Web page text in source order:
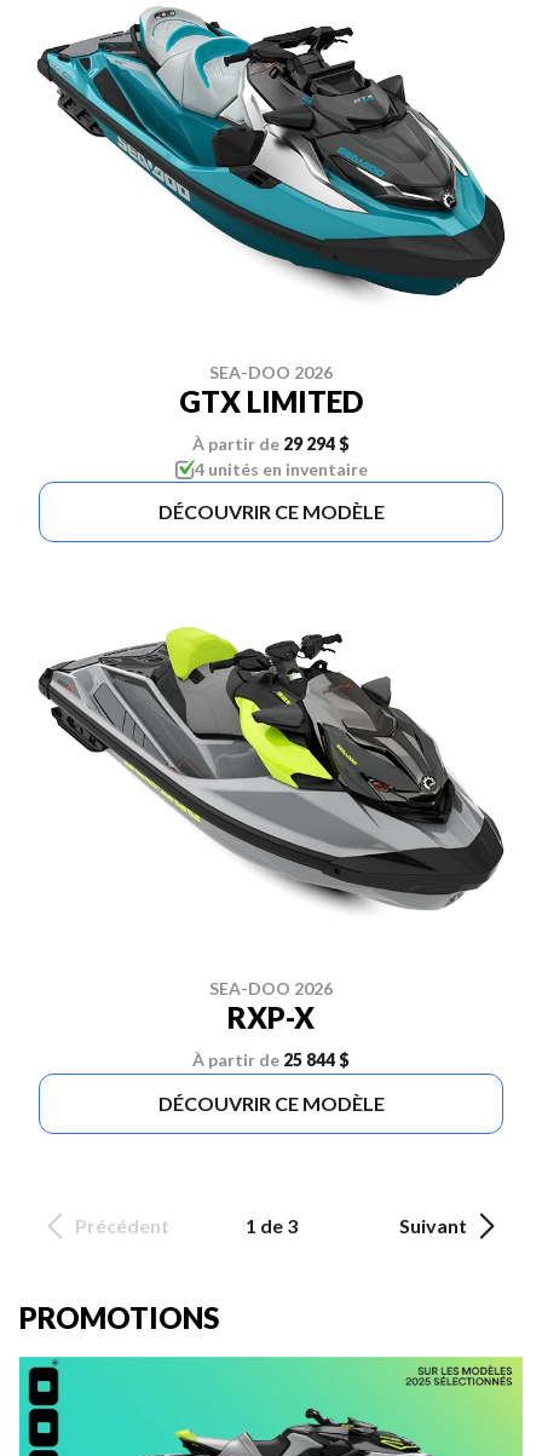
SEA-DOO 2026
GTX LIMITED
À partir de 29 294 $
4 unités en inventaire
DÉCOUVRIR CE MODÈLE
SEA-DOO 2026
RXP-X
À partir de 25 844 $
DÉCOUVRIR CE MODÈLE
Précédent 1 de 3 Suivant
PROMOTIONS